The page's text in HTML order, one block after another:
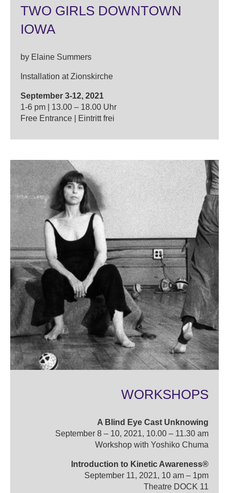
TWO GIRLS DOWNTOWN
IOWA
by Elaine Summers
Installation at Zionskirche
September 3-12, 2021
1-6 pm | 13.00 – 18.00 Uhr
Free Entrance | Eintritt frei
WORKSHOPS
A Blind Eye Cast Unknowing
September 8 – 10, 2021, 10.00 – 11.30 am
Workshop with Yoshiko Chuma
Introduction to Kinetic Awareness®
September 11, 2021, 10 am – 1pm
Theatre DOCK 11